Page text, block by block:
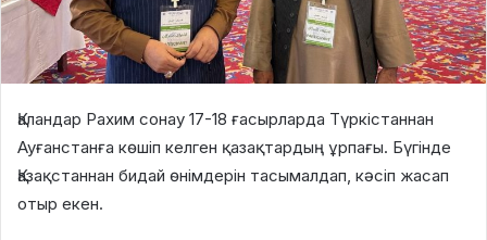
Қаландар Рахим сонау 17-18 ғасырларда Түркістаннан
Ауғанстанға көшіп келген қазақтардың ұрпағы. Бүгінде
Қазақстаннан бидай өнімдерін тасымалдап, кәсіп жасап
отыр екен.